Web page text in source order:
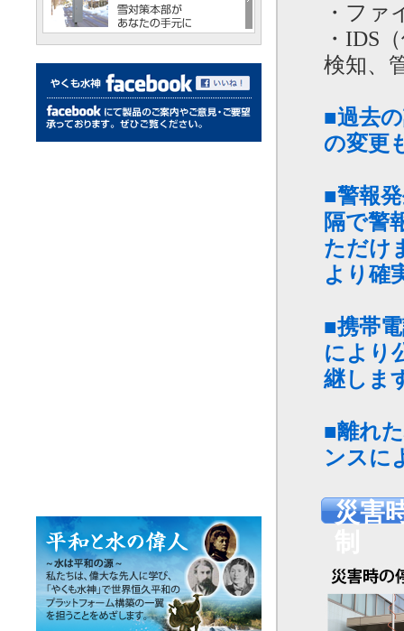
・ファ
・IDS
検知、
■過去
の変更
■警報
隔で警
ただけ
より確
■携帯
により
継しま
■離れ
ンスに
災害